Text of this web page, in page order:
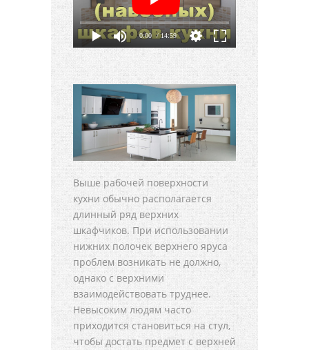
0:00 / 14:59
Выше рабочей поверхности
кухни обычно располагается
длинный ряд верхних
шкафчиков. При использовании
нижних полочек верхнего яруса
проблем возникать не должно,
однако с верхними
взаимодействовать труднее.
Невысоким людям часто
приходится становиться на стул,
чтобы достать предмет с верхней